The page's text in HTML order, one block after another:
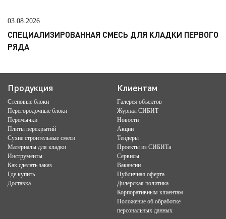
03.08.2026
СПЕЦИАЛИЗИРОВАННАЯ СМЕСЬ ДЛЯ КЛАДКИ ПЕРВОГО
РЯДА
Продукция
Стеновые блоки
Перегородочные блоки
Перемычки
Плиты перекрытий
Сухие строительные смеси
Материалы для кладки
Инструменты
Как сделать заказ
Где купить
Доставка
Клиентам
Галерея объектов
Журнал СИБИТ
Новости
Акции
Тендеры
Проекты из СИБИТа
Сервисы
Вакансии
Публичная оферта
Дилерская политика
Корпоративным клиентам
Положение об обработке
персональных данных